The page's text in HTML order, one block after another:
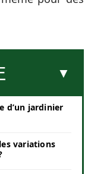
d’un jardinier
variations